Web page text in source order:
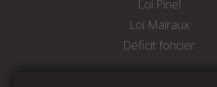
Loi Pinel
Loi Malraux
Déficit foncier